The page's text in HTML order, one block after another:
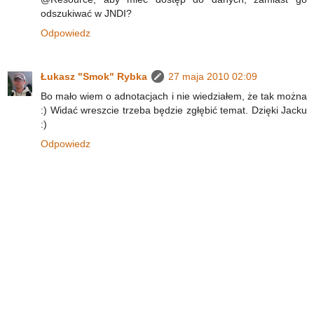
odszukiwać w JNDI?
Odpowiedz
Łukasz "Smok" Rybka
27 maja 2010 02:09
Bo mało wiem o adnotacjach i nie wiedziałem, że tak można
:) Widać wreszcie trzeba będzie zgłębić temat. Dzięki Jacku
:)
Odpowiedz